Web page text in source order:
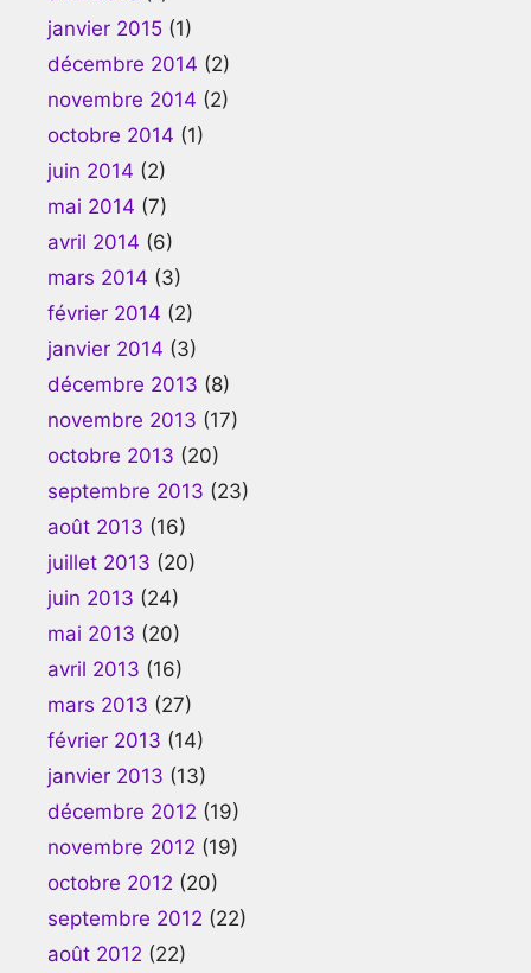
janvier 2015 (1)
décembre 2014 (2)
novembre 2014 (2)
octobre 2014 (1)
juin 2014 (2)
mai 2014 (7)
avril 2014 (6)
mars 2014 (3)
février 2014 (2)
janvier 2014 (3)
décembre 2013 (8)
novembre 2013 (17)
octobre 2013 (20)
septembre 2013 (23)
août 2013 (16)
juillet 2013 (20)
juin 2013 (24)
mai 2013 (20)
avril 2013 (16)
mars 2013 (27)
février 2013 (14)
janvier 2013 (13)
décembre 2012 (19)
novembre 2012 (19)
octobre 2012 (20)
septembre 2012 (22)
août 2012 (22)